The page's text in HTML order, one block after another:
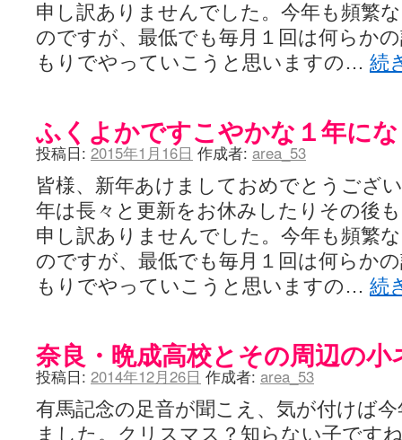
申し訳ありませんでした。今年も頻繁
のですが、最低でも毎月１回は何らか
もりでやっていこうと思いますの… 続
ふくよかですこやかな１年に
投稿日: 2015年1月16日 作成者: area_53
皆様、新年あけましておめでとうござ
年は長々と更新をお休みしたりその後
申し訳ありませんでした。今年も頻繁
のですが、最低でも毎月１回は何らか
もりでやっていこうと思いますの… 続
奈良・晩成高校とその周辺の小
投稿日: 2014年12月26日 作成者: area_53
有馬記念の足音が聞こえ、気が付けば
ました。クリスマス？知らない子です